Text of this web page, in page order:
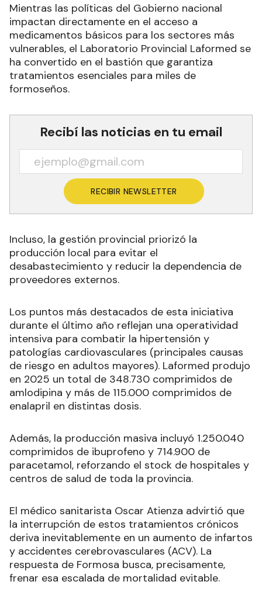
Mientras las políticas del Gobierno nacional
impactan directamente en el acceso a
medicamentos básicos para los sectores más
vulnerables, el Laboratorio Provincial Laformed se
ha convertido en el bastión que garantiza
tratamientos esenciales para miles de
formoseños.
Recibí las noticias en tu email
RECIBIR NEWSLETTER
Incluso, la gestión provincial priorizó la
producción local para evitar el
desabastecimiento y reducir la dependencia de
proveedores externos.
Los puntos más destacados de esta iniciativa
durante el último año reflejan una operatividad
intensiva para combatir la hipertensión y
patologías cardiovasculares (principales causas
de riesgo en adultos mayores). Laformed produjo
en 2025 un total de 348.730 comprimidos de
amlodipina y más de 115.000 comprimidos de
enalapril en distintas dosis.
Además, la producción masiva incluyó 1.250.040
comprimidos de ibuprofeno y 714.900 de
paracetamol, reforzando el stock de hospitales y
centros de salud de toda la provincia.
El médico sanitarista Oscar Atienza advirtió que
la interrupción de estos tratamientos crónicos
deriva inevitablemente en un aumento de infartos
y accidentes cerebrovasculares (ACV). La
respuesta de Formosa busca, precisamente,
frenar esa escalada de mortalidad evitable.